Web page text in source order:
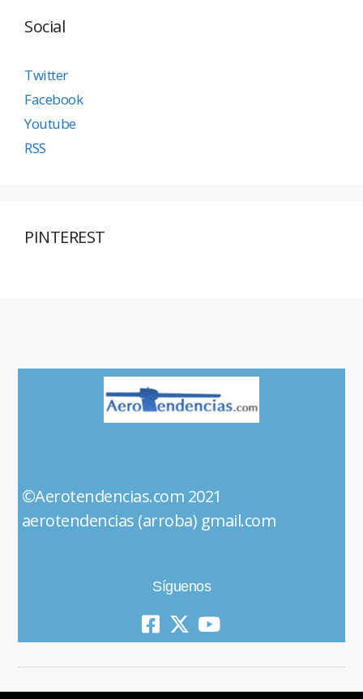
Social
Twitter
Facebook
Youtube
RSS
PINTEREST
©Aerotendencias.com 2021
aerotendencias (arroba) gmail.com
Síguenos